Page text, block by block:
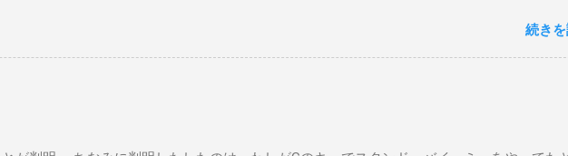
てない違う曲をやる予定です。是非お越しください。 A change is gonna come Gee, baby,
you Michelle All Of Me Susie Q St. Louis Blues Amado Mio 上を向いて歩こう The Dock Of
続き